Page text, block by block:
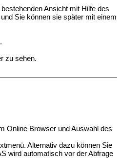
Ansicht mit Hilfe des
Sie können sie später mit einem
zu sehen.
Online Browser und Auswahl des
Alternativ dazu können Sie
wird automatisch vor der Abfrage